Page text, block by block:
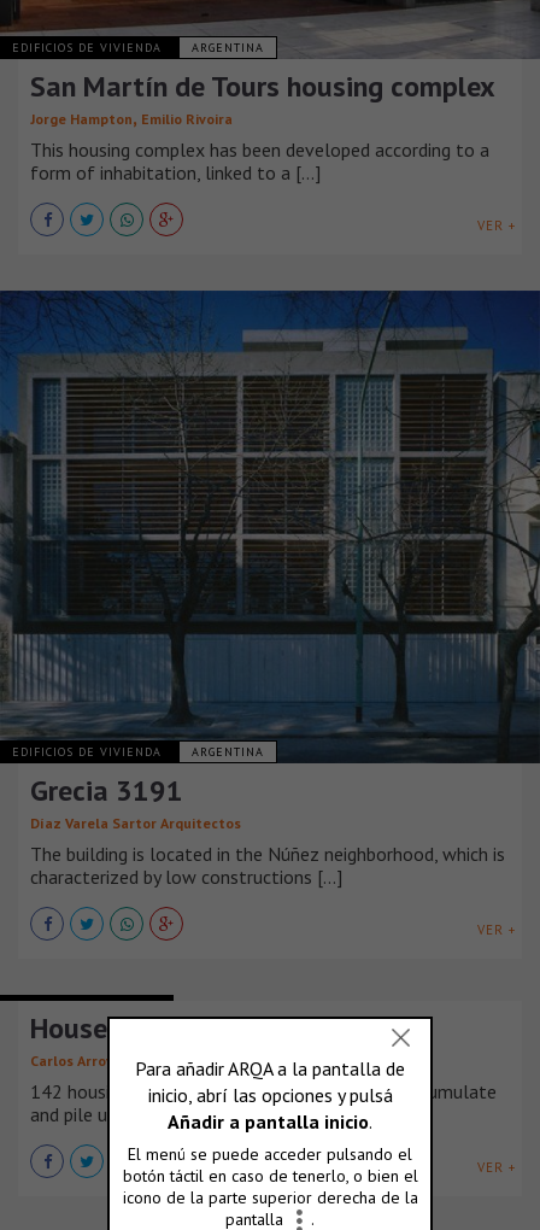
EDIFICIOS DE VIVIENDA ARGENTINA
San Martín de Tours housing complex
Jorge Hampton, Emilio Rivoira
This housing complex has been developed according to a
form of inhabitation, linked to a [...]
VER +
EDIFICIOS DE VIVIENDA ARGENTINA
Grecia 3191
Díaz Varela Sartor Arquitectos
The building is located in the Núñez neighborhood, which is
characterized by low constructions [...]
VER +
House of flowers 2
Carlos Arroyo Eleonora Guidotti
142 housing units for youth and seniors. They accumulate
and pile up, forming a single body, [...]
VER +